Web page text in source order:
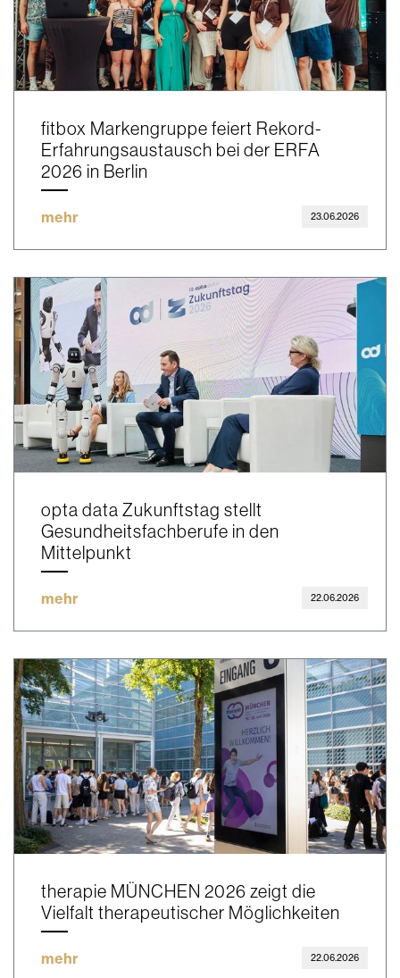
fitbox Markengruppe feiert Rekord-
Erfahrungsaustausch bei der ERFA
2026 in Berlin
mehr 23.06.2026
opta data Zukunftstag stellt
Gesundheitsfachberufe in den
Mittelpunkt
mehr 22.06.2026
therapie MÜNCHEN 2026 zeigt die
Vielfalt therapeutischer Möglichkeiten
mehr 22.06.2026